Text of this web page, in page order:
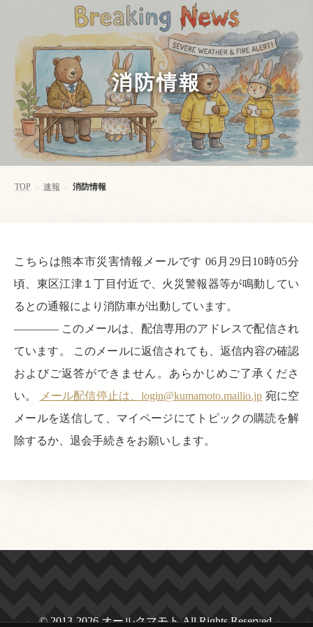
消防情報
TOP > 速報 > 消防情報
こちらは熊本市災害情報メールです 06月29日10時05分
頃、東区江津１丁目付近で、火災警報器等が鳴動してい
るとの通報により消防車が出動しています。
———— このメールは、配信専用のアドレスで配信され
ています。 このメールに返信されても、返信内容の確認
およびご返答ができません。あらかじめご了承くださ
い。
メール配信停止は、login@kumamoto.mailio.jp 宛に空
メールを送信して、マイページにてトピックの購読を解
除するか、退会手続きをお願いします。
© 2013-2026 オールクマモト All Rights Reserved.